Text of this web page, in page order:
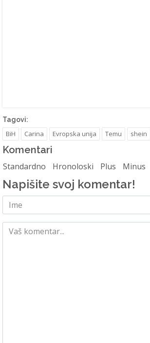
Tagovi:
BiH Carina Evropska unija Temu shein
Komentari
Standardno Hronoloski Plus Minus
Napišite svoj komentar!